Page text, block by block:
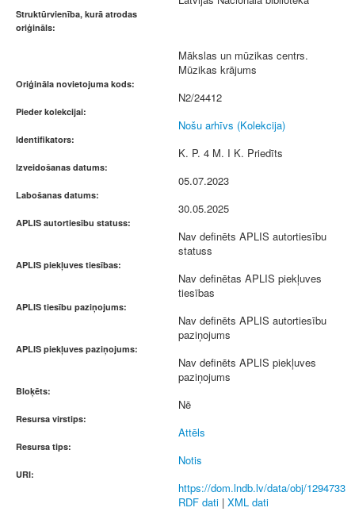
Struktūrvienība, kurā atrodas
oriģināls:
Mākslas un mūzikas centrs.
Mūzikas krājums
Oriģināla novietojuma kods:
N2/24412
Pieder kolekcijai:
Nošu arhīvs (Kolekcija)
Identifikators:
K. P. 4 M. I K. Priedīts
Izveidošanas datums:
05.07.2023
Labošanas datums:
30.05.2025
APLIS autortiesību statuss:
Nav definēts APLIS autortiesību
statuss
APLIS piekļuves tiesības:
Nav definētas APLIS piekļuves
tiesības
APLIS tiesību paziņojums:
Nav definēts APLIS autortiesību
paziņojums
APLIS piekļuves paziņojums:
Nav definēts APLIS piekļuves
paziņojums
Bloķēts:
Nē
Resursa virstips:
Attēls
Resursa tips:
Notis
URI:
https://dom.lndb.lv/data/obj/1294733
RDF dati | XML dati